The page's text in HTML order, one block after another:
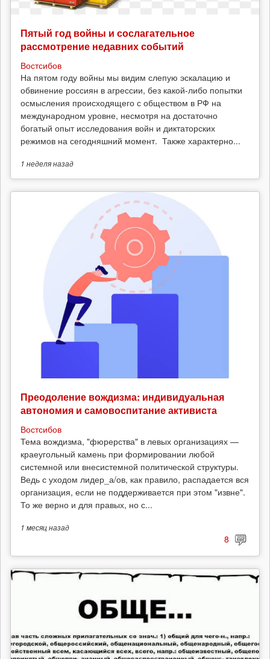
Пятый год войны и сослагательное
рассмотрение недавних событий
Востсибов
На пятом году войны мы видим слепую эскалацию и
обвинение россиян в агрессии, без какой-либо попытки
осмысления происходящего с обществом в РФ на
международном уровне, несмотря на достаточно
богатый опыт исследования войн и диктаторских
режимов на сегодняшний момент. Также характерно...
1 неделяназад
Преодоление вождизма: индивидуальная
автономия и самовоспитание активиста
Востсибов
Тема вождизма, "фюрерства" в левых организациях —
краеугольный камень при формировании любой
системной или внесистемной политической структуры.
Ведь с уходом лидер_а/ов, как правило, распадается вся
организация, если не поддерживается при этом "извне".
То же верно и для правых, но с...
1 месяцназад
8